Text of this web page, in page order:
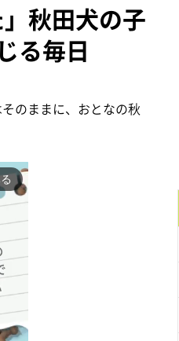
秋田犬の子
る毎日
のままに、おとなの秋